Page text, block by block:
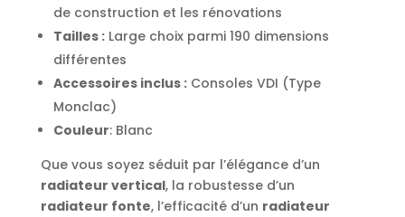
de construction et les rénovations
Tailles :Large choix parmi 190 dimensions
différentes
Accessoires inclus :Consoles VDI (Type
Monclac)
Couleur: Blanc
Que vous soyez séduit par l’élégance d’un
radiateur vertical, la robustesse d’un
radiateur fonte, l’efficacité d’un radiateur